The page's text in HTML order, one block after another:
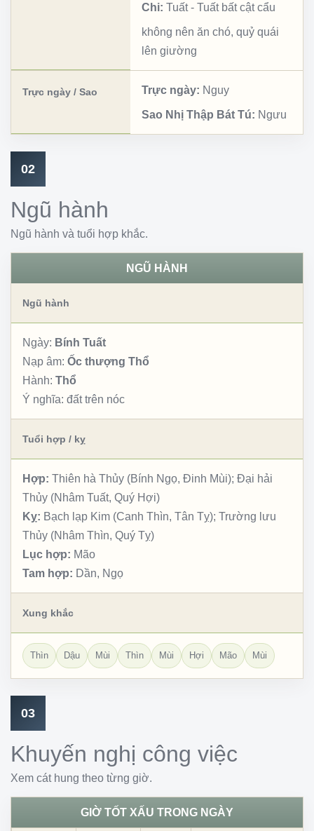
Chi: Tuất- Tuất bất cật cẩu
không nên ăn chó, quỷ quái
lên giường
Trực ngày / Sao Trực ngày: Nguy
Sao Nhị Thập Bát Tú: Ngưu
02
Ngũ hành
Ngũ hành và tuổi hợp khắc.
NGŨ HÀNH
Ngũ hành
Ngày: Bính Tuất
Nạp âm: Ốc thượng Thổ
Hành: Thổ
Ý nghĩa: đất trên nóc
Tuổi hợp / kỵ
Hợp: Thiên hà Thủy (Bính Ngọ, Đinh Mùi); Đại hải
Thủy (Nhâm Tuất, Quý Hợi)
Kỵ: Bạch lạp Kim (Canh Thìn, Tân Tỵ); Trường lưu
Thủy (Nhâm Thìn, Quý Tỵ)
Lục hợp: Mão
Tam hợp: Dần, Ngọ
Xung khắc
Thìn Dậu Mùi Thìn Mùi Hợi Mão Mùi
03
Khuyến nghị công việc
Xem cát hung theo từng giờ.
GIỜ TỐT XẤU TRONG NGÀY